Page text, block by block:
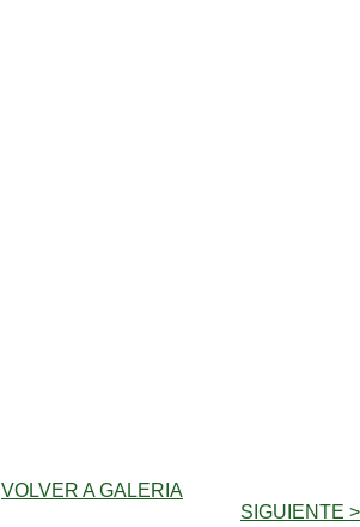
VOLVER A GALERIA
SIGUIENTE >